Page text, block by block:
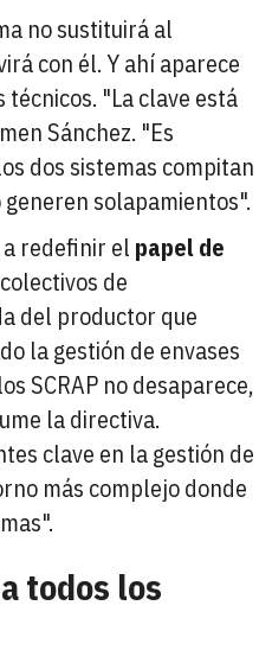
no sustituirá al
con él. Y ahí aparece
"La clave está
Sánchez. "Es
dos sistemas compitan
solapamientos".
a redefinir el papel de
de
del productor que
la gestión de envases
SCRAP no desaparece,
la directiva.
clave en la gestión de
más complejo donde
todos los